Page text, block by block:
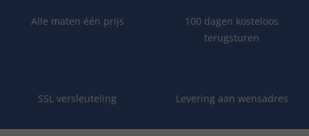
Alle maten één prijs
100 dagen kosteloos
terugsturen
SSL versleuteling Levering aan wensadres